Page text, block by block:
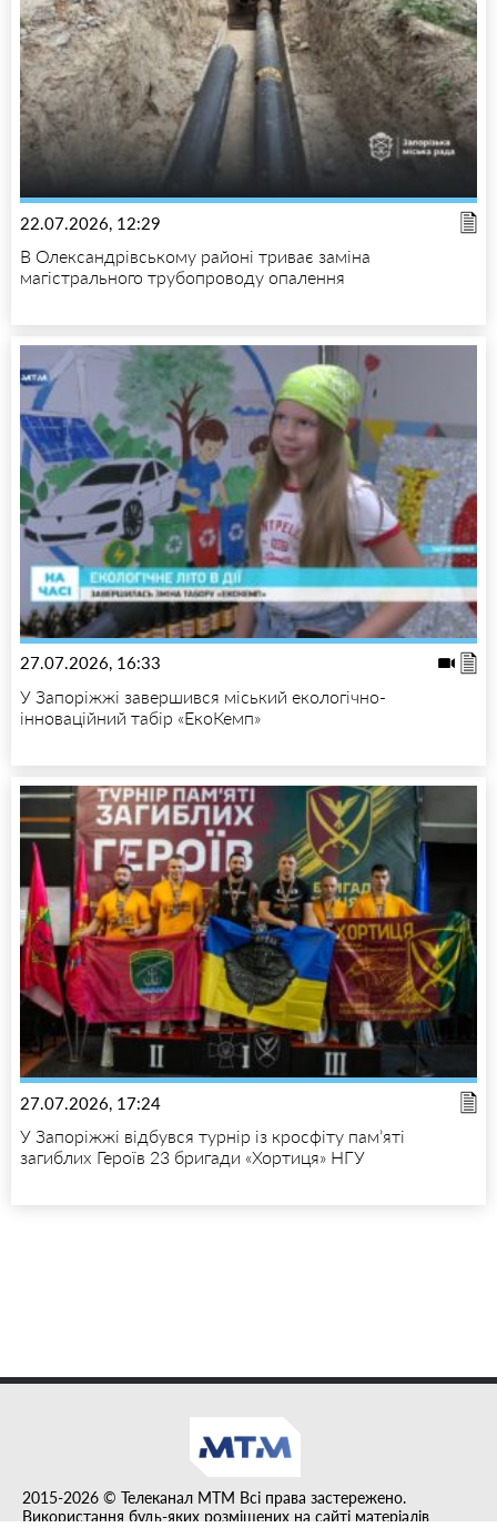
22.07.2026, 12:29
В Олександрівському районі триває заміна
магістрального трубопроводу опалення
27.07.2026, 16:33
У Запоріжжі завершився міський екологічно-
інноваційний табір «ЕкоКемп»
27.07.2026, 17:24
У Запоріжжі відбувся турнір із кросфіту пам’яті
загиблих Героїв 23 бригади «Хортиця» НГУ
2015-2026 © Телеканал MTM Всі права застережено.
Використання будь-яких розміщених на сайті матеріалів